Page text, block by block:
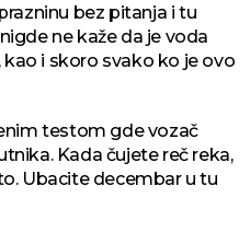
bez pitanja i tu
ne kaže da je voda
i skoro svako ko je ovo
testom gde vozač
Kada čujete reč reka,
Ubacite decembar u tu